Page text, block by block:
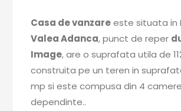
Casa de vanzareeste situata in
Valea Adanca, punct de reper
Image, are o suprafata utila de
construita pe un teren in
mp si este compusa din 4
dependinte..